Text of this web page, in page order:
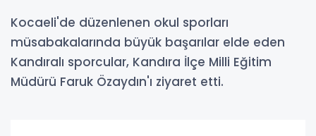
Kocaeli'de düzenlenen okul sporları
müsabakalarında büyük başarılar elde eden
Kandıralı sporcular, Kandıra İlçe Milli Eğitim
Müdürü Faruk Özaydın'ı ziyaret etti.